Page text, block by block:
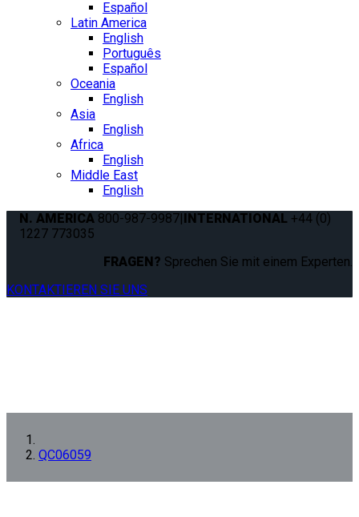
Español
Latin America
English
Português
Español
Oceania
English
Asia
English
Africa
English
Middle East
English
N. AMERICA 800-987-9987|INTERNATIONAL +44 (0)
1227 773035
FRAGEN? Sprechen Sie mit einem Experten.
KONTAKTIEREN SIE UNS
QC06059